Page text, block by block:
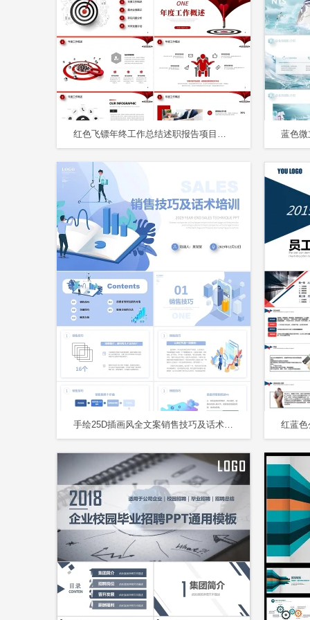
红色飞镖年终工作总结述职报告项目汇报新年计划PPT年终总结新年计划
手绘25D插画风全文案销售技巧及话术培训课件PPT销售话术培训